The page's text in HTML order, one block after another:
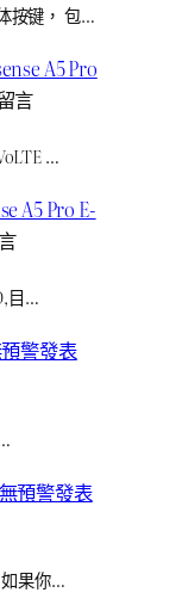
按键， 包…
A5 Pro
言
…
A5 Pro E-
目…
警發表
預警發表
如果你…